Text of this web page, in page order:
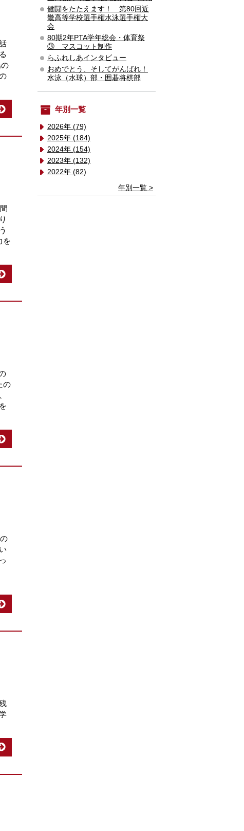
を
の
健闘をたたえます！ 第80回近
畿高等学校選手権水泳選手権大
会
80期2年PTA学年総会・体育祭
③ マスコット制作
らふれしあインタビュー
おめでとう、そしてがんばれ！
水泳（水球）部・囲碁将棋部
年別一覧
2026年 (79)
2025年 (184)
2024年 (154)
2023年 (132)
2022年 (82)
年別一覧 >